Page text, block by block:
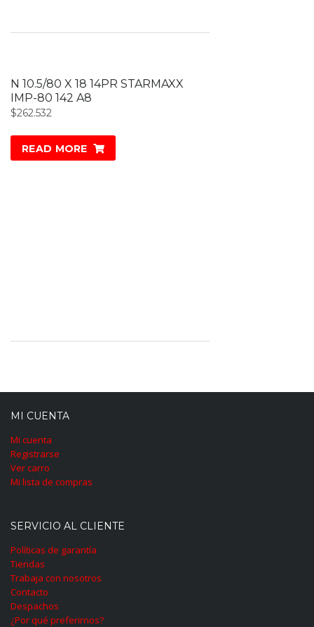
N 10.5/80 X 18 14PR STARMAXX
IMP-80 142 A8
$262.532
READ MORE
MI CUENTA
Mi cuenta
Registrarse
Ver carro
Mi lista de compras
SERVICIO AL CLIENTE
Políticas de garantía
Tiendas
Trabaja con nosotros
Contacto
Despachos
¿Por qué preferirnos?